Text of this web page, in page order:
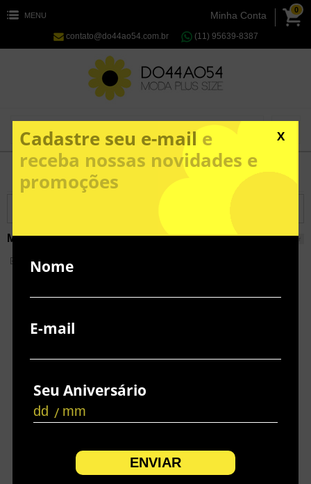
MENU Minha Conta 0
contato@do44ao54.com.br (11) 95639-8387
Cadastre seu e-mail e
receba nossas novidades e
promoções
X
Nome
E-mail
Seu Aniversário
/
Vestidos Plus Size Promoções
MARCA
MANIFESTO JEANS
VESTIDO PLUS SIZE